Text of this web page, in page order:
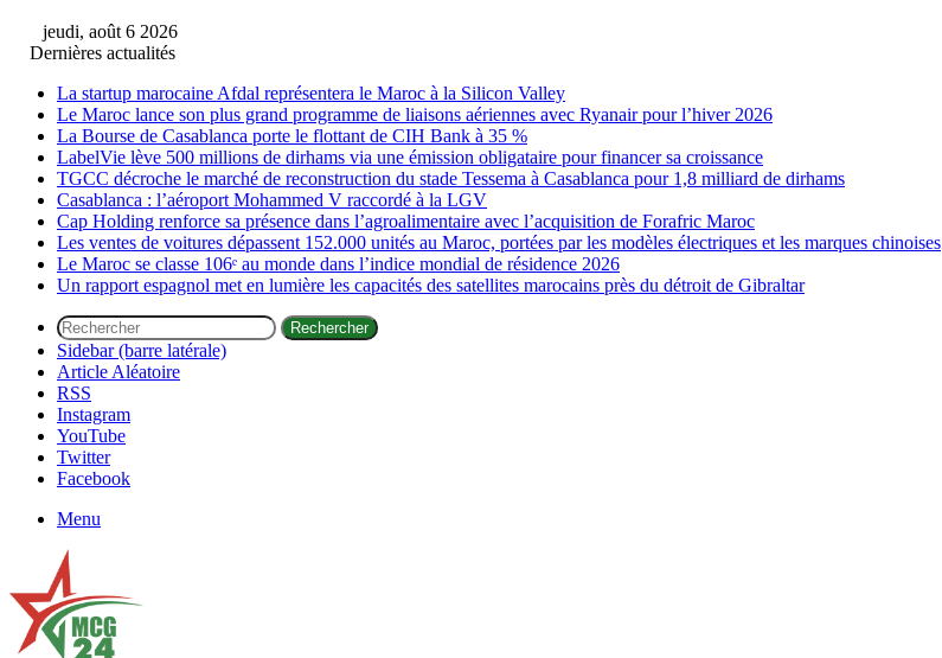
jeudi, août 6 2026
Dernières actualités
La startup marocaine Afdal représentera le Maroc à la Silicon Valley
Le Maroc lance son plus grand programme de liaisons aériennes avec Ryanair pour l’hiver 2026
La Bourse de Casablanca porte le flottant de CIH Bank à 35 %
LabelVie lève 500 millions de dirhams via une émission obligataire pour financer sa croissance
TGCC décroche le marché de reconstruction du stade Tessema à Casablanca pour 1,8 milliard de dirhams
Casablanca : l’aéroport Mohammed V raccordé à la LGV
Cap Holding renforce sa présence dans l’agroalimentaire avec l’acquisition de Forafric Maroc
Les ventes de voitures dépassent 152.000 unités au Maroc, portées par les modèles électriques et les marques chinoises
Le Maroc se classe 106ᵉ au monde dans l’indice mondial de résidence 2026
Un rapport espagnol met en lumière les capacités des satellites marocains près du détroit de Gibraltar
Rechercher
Sidebar (barre latérale)
Article Aléatoire
RSS
Instagram
YouTube
Twitter
Facebook
Menu